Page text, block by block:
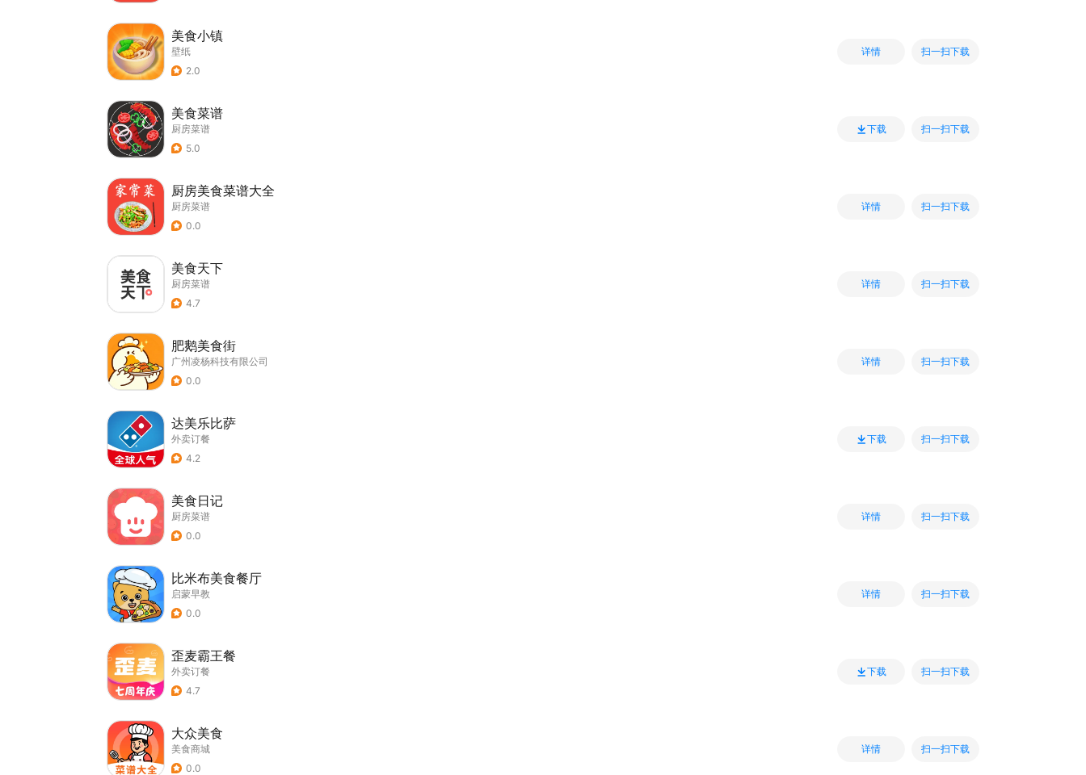
美食小镇
壁纸
2.0
详情 扫一扫下载
美食菜谱
厨房菜谱
5.0
下载 扫一扫下载
厨房美食菜谱大全
厨房菜谱
0.0
详情 扫一扫下载
美食天下
厨房菜谱
4.7
详情 扫一扫下载
肥鹅美食街
广州凌杨科技有限公司
0.0
详情 扫一扫下载
达美乐比萨
外卖订餐
4.2
下载 扫一扫下载
美食日记
厨房菜谱
0.0
详情 扫一扫下载
比米布美食餐厅
启蒙早教
0.0
详情 扫一扫下载
歪麦霸王餐
外卖订餐
4.7
下载 扫一扫下载
大众美食
美食商城
0.0
详情 扫一扫下载